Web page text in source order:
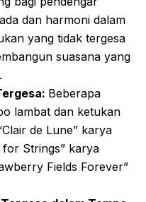
dan harmoni dalam
yang tidak tergesa
suasana yang
Beberapa
lambat dan ketukan
de Lune” karya
for Strings” karya
Fields Forever”